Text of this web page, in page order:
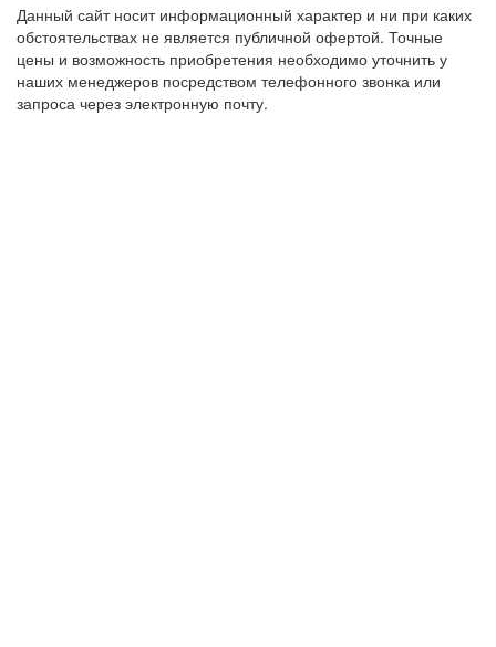
Данный сайт носит информационный характер и ни при каких
обстоятельствах не является публичной офертой. Точные
цены и возможность приобретения необходимо уточнить у
наших менеджеров посредством телефонного звонка или
запроса через электронную почту.